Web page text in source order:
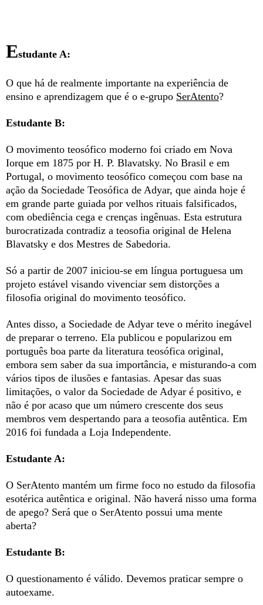
Estudante A:
O que há de realmente importante na experiência de
ensino e aprendizagem que é o e-grupo SerAtento?
Estudante B:
O movimento teosófico moderno foi criado em Nova
Iorque em 1875 por H. P. Blavatsky. No Brasil e em
Portugal, o movimento teosófico começou com base na
ação da Sociedade Teosófica de Adyar, que ainda hoje é
em grande parte guiada por velhos rituais falsificados,
com obediência cega e crenças ingênuas. Esta estrutura
burocratizada contradiz a teosofia original de Helena
Blavatsky e dos Mestres de Sabedoria.
Só a partir de 2007 iniciou-se em língua portuguesa um
projeto estável visando vivenciar sem distorções a
filosofia original do movimento teosófico.
Antes disso, a Sociedade de Adyar teve o mérito inegável
de preparar o terreno. Ela publicou e popularizou em
português boa parte da literatura teosófica original,
embora sem saber da sua importância, e misturando-a com
vários tipos de ilusões e fantasias. Apesar das suas
limitações, o valor da Sociedade de Adyar é positivo, e
não é por acaso que um número crescente dos seus
membros vem despertando para a teosofia autêntica. Em
2016 foi fundada a Loja Independente.
Estudante A:
O SerAtento mantém um firme foco no estudo da filosofia
esotérica autêntica e original. Não haverá nisso uma forma
de apego? Será que o SerAtento possui uma mente
aberta?
Estudante B:
O questionamento é válido. Devemos praticar sempre o
autoexame.